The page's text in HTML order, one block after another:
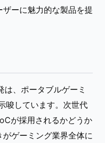
ーに魅力的な製品を提
、ポータブルゲーミ
唆しています。次世代
が採用されるかどうか
ゲーミング業界全体に